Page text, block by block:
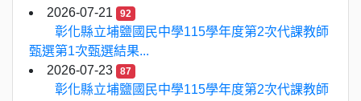
2026-07-21 92
彰化縣立埔鹽國民中學115學年度第2次代課教師
甄選第1次甄選結果...
2026-07-23
87
彰化縣立埔鹽國民中學115學年度第2次代課教師